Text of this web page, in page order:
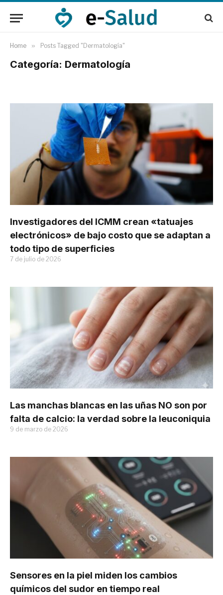
Home » Posts Tagged "Dermatología"
Categoría: Dermatología
Investigadores del ICMM crean «tatuajes
electrónicos» de bajo costo que se adaptan a
todo tipo de superficies
7 de julio de 2026
Las manchas blancas en las uñas NO son por
falta de calcio: la verdad sobre la leuconiquia
9 de marzo de 2026
Sensores en la piel miden los cambios
químicos del sudor en tiempo real